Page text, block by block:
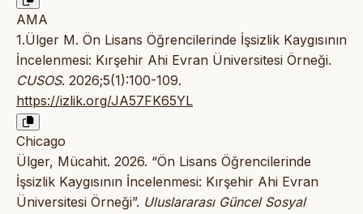
AMA
1.Ülger M. Ön Lisans Öğrencilerinde İşsizlik Kaygısının
İncelenmesi: Kırşehir Ahi Evran Üniversitesi Örneği.
CUSOS. 2026;5(1):100-109.
https://izlik.org/JA57FK65YL
Chicago
Ülger, Mücahit. 2026. “Ön Lisans Öğrencilerinde
İşsizlik Kaygısının İncelenmesi: Kırşehir Ahi Evran
Üniversitesi Örneği”. Uluslararası Güncel Sosyal